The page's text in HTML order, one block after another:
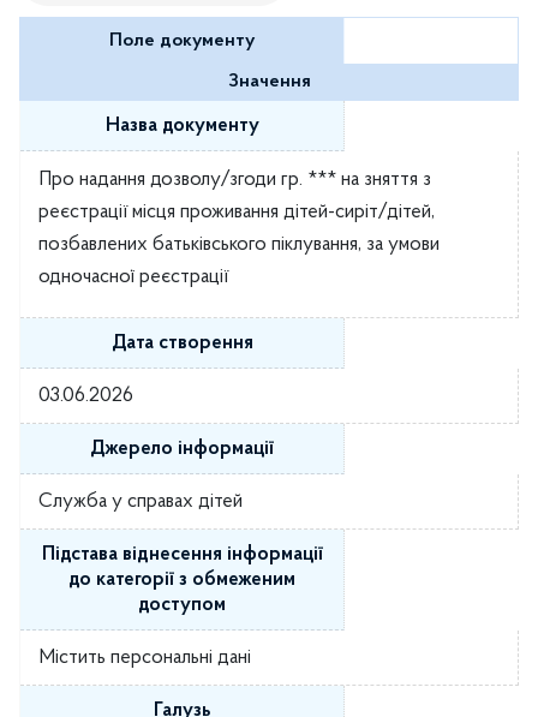
Рішення виконавчого комітету
Розпорядження районного голови
Регуляторні акти
Проекти рішень районної ради
Проєкти рішень виконавчого комітету
Поле документу
Значення
Назва документу
Про надання дозволу/згоди гр. *** на зняття з
реєстрації місця проживання дітей-сиріт/дітей,
позбавлених батьківського піклування, за умови
одночасної реєстрації
Дата створення
03.06.2026
Джерело інформації
Служба у справах дітей
Підстава віднесення інформації
до категорії з обмеженим
доступом
Містить персональні дані
Галузь